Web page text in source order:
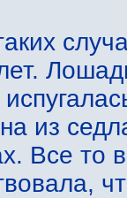
из
Все то